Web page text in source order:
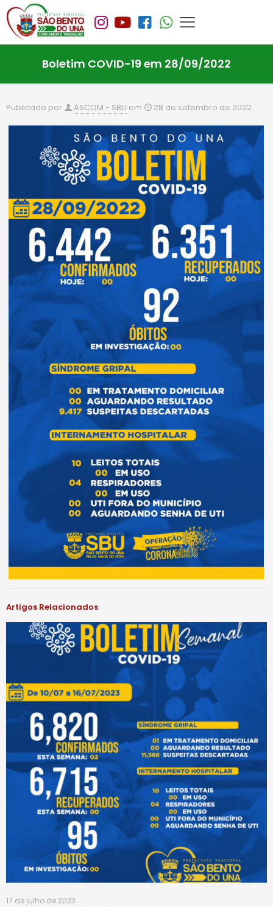
Boletim COVID-19 em 28/09/2022
Publicado por ASCOM - SBU em 28 de setembro de 2022
Artigos Relacionados
17 de julho de 2023